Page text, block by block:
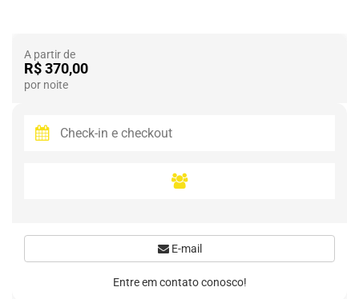
A partir de
R$ 370,00
por noite
E-mail
Entre em contato conosco!